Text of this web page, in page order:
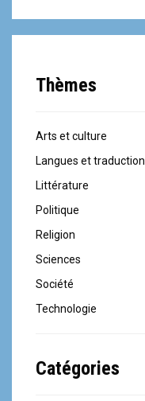
Thèmes
Arts et culture
Langues et traduction
Littérature
Politique
Religion
Sciences
Société
Technologie
Catégories